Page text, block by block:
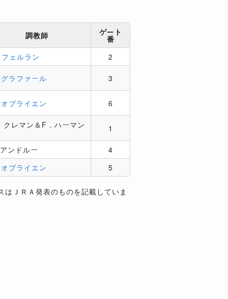
調教師 ゲート
番
ェルラン
2
ラファール 3
ブライエン 6
クレマン＆F．ハーマン 1
ンドルー
4
ブライエン
5
ＪＲＡ発表のものを記載していま